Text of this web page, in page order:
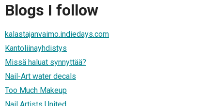
Blogs I follow
kalastajanvaimo.indiedays.com
Kantoliinayhdistys
Missä haluat synnyttää?
Nail-Art water decals
Too Much Makeup